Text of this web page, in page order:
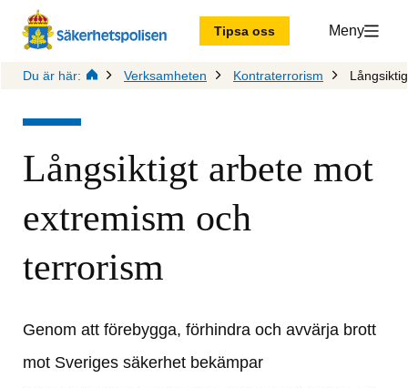
Tipsa oss Meny
Du är här: Verksamheten Kontraterrorism
Långsiktigt arbete mot
extremism och
terrorism
Genom att förebygga, förhindra och avvärja brott
mot Sveriges säkerhet bekämpar